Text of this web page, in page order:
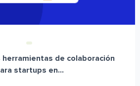
herramientas de colaboración
startups en...